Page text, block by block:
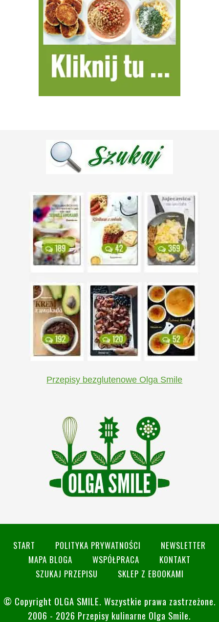
Przepisy bezglutenowe Olga Smile
START POLITYKA PRYWATNOŚCI
NEWSLETTER
MAPA BLOGA
WSPÓŁPRACA
KONTAKT
SZUKAJ PRZEPISU
SKLEP Z EBOOKAMI
© Copyright OLGA SMILE. Wszystkie prawa zastrzeżone.
2006 - 2026 Przepisy kulinarne Olga Smile.